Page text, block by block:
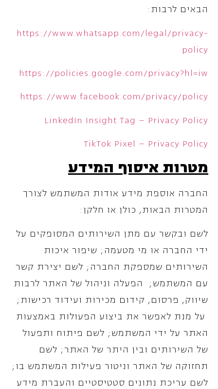
הבאים לרבות:
https://www.whatsapp.com/legal/privacy-
policy
https://policies.google.com/privacy?hl=iw
https://www.facebook.com/privacy/policy
LinkedIn Insight Tag – Privacy Policy
TikTok Pixel – Privacy Policy
מטרות איסוף המידע
החברה אוספת מידע אודות המשתמש לצורך
המטרות הבאות, כולן או חלקן:
לשם ובקשר עם מתן השירותים המסופקים על
ידי החברה או מי מטעמה; שיפור איכות
השירותים שמספקת החברה; לשם יצירת קשר
עם המשתמש; הפעלה וניהול של האתר לרבות
שיווק, פרסום, קידום מכירות ועידוד רכישות;
על מנת לאפשר את ביצוע הפעולות באמצעות
האתר על ידי המשתמש; לשם פיתוח ותפעול
של השירותים ובין היתר של האתר; לשם
תחזוקה של האתר וניטור פעילות המשתמש בו;
לשם עריכת נתונים סטטיסטיים והעברת מידע